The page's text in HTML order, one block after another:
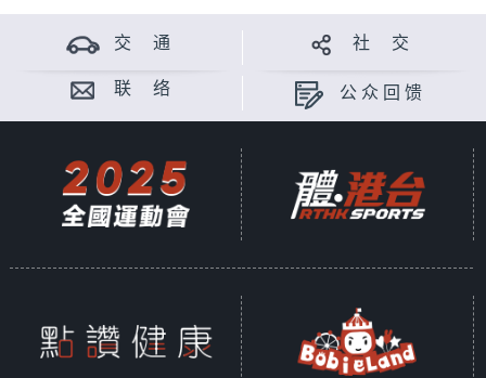
交 通 社 交
联 络 公众回馈